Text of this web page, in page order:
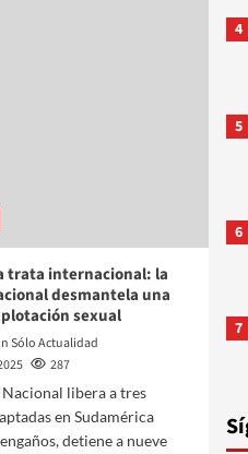
trata internacional: la
desmantela una
sexual
Sólo Actualidad
287
libera a tres
en Sudamérica
detiene a nueve
4
5
6
7